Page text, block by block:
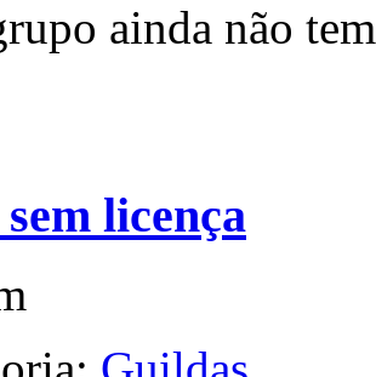
ainda não
licença